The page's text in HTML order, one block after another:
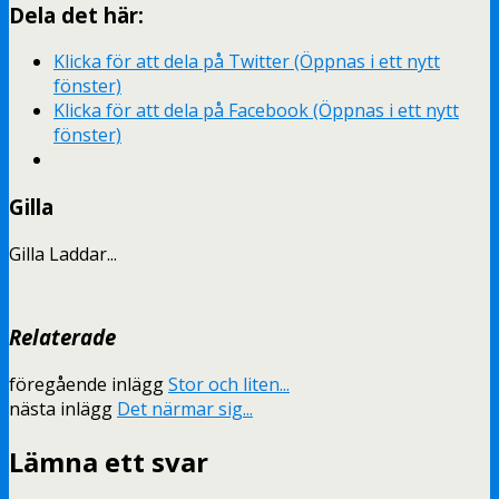
Dela det här:
Klicka för att dela på Twitter (Öppnas i ett nytt
fönster)
Klicka för att dela på Facebook (Öppnas i ett nytt
fönster)
Gilla
Gilla Laddar...
Relaterade
föregående inläggStor och liten...
nästa inlägg Det närmar sig...
Lämna ett svar